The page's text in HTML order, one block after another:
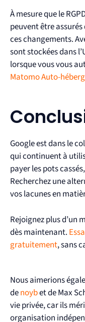
À mesure que le
peuvent être
ces changements.
sont stockées dans
lorsque vous vous
Matomo Auto-
Google est dans le
qui continuent à
payer les pots
Recherchez une
vos lacunes en
Rejoignez plus d’un
dès maintenant.
gratuitement, sans
Nous aimerions
denoybet de Max
vie privée, car ils
organisation